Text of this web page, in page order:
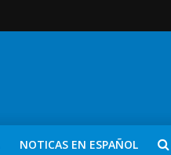
NOTICAS EN ESPAÑOL